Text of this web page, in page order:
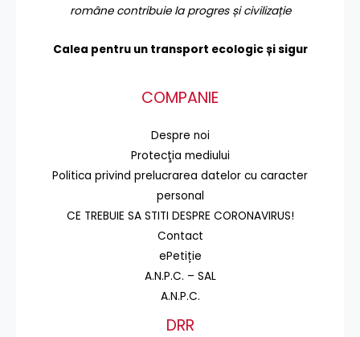
române contribuie la progres și civilizație
Calea pentru un transport ecologic și sigur
COMPANIE
Despre noi
Protecţia mediului
Politica privind prelucrarea datelor cu caracter
personal
CE TREBUIE SA STITI DESPRE CORONAVIRUS!
Contact
ePetiție
A.N.P.C. – SAL
A.N.P.C.
DRR